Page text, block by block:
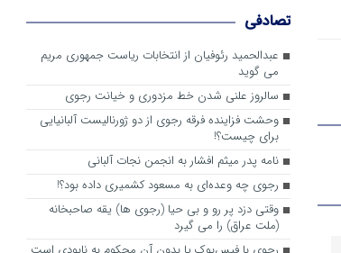
تصادفی
عبدالحمید رئوفیان از انتخابات ریاست جمهوری مریم
می گوید
سالروز علنی شدن خط مزدوری و خیانت رجوی
وحشت فزاینده فرقه رجوی از دو ژورنالیست آلبانیایی
برای چیست؟!
نامه پدر میثم افشار به انجمن نجات آلبانی
رجوی چه وعده‌ای به مسعود کشمیری داده بود؟!
وقتی دزد پر رو و بی حیا (رجوی ها) یقه صاحبخانه
(ملت عراق) را می گیرد